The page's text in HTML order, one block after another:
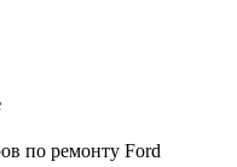
по ремонту Ford